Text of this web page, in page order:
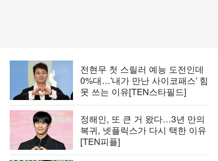
전현무 첫 스릴러 예능 도전인데
0%대…'내가 만난 사이코패스' 힘
못 쓰는 이유[TEN스타필드]
정해인, 또 큰 거 왔다…3년 만의
복귀, 넷플릭스가 다시 택한 이유
[TEN피플]